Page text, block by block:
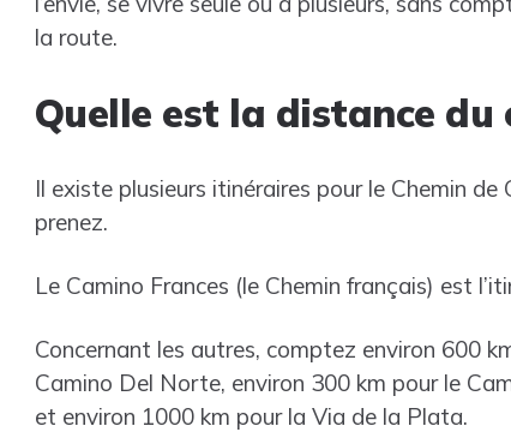
la route.
Quelle est la distance du
Il existe plusieurs itinéraires pour le Chemin
prenez.
Le Camino Frances (le Chemin français) est
Concernant les autres, comptez environ 600
Camino Del Norte, environ 300 km pour le
et environ 1000 km pour la Via de la Plata.